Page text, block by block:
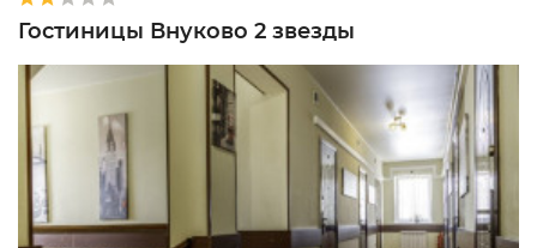
Гостиницы Внуково 2 звезды